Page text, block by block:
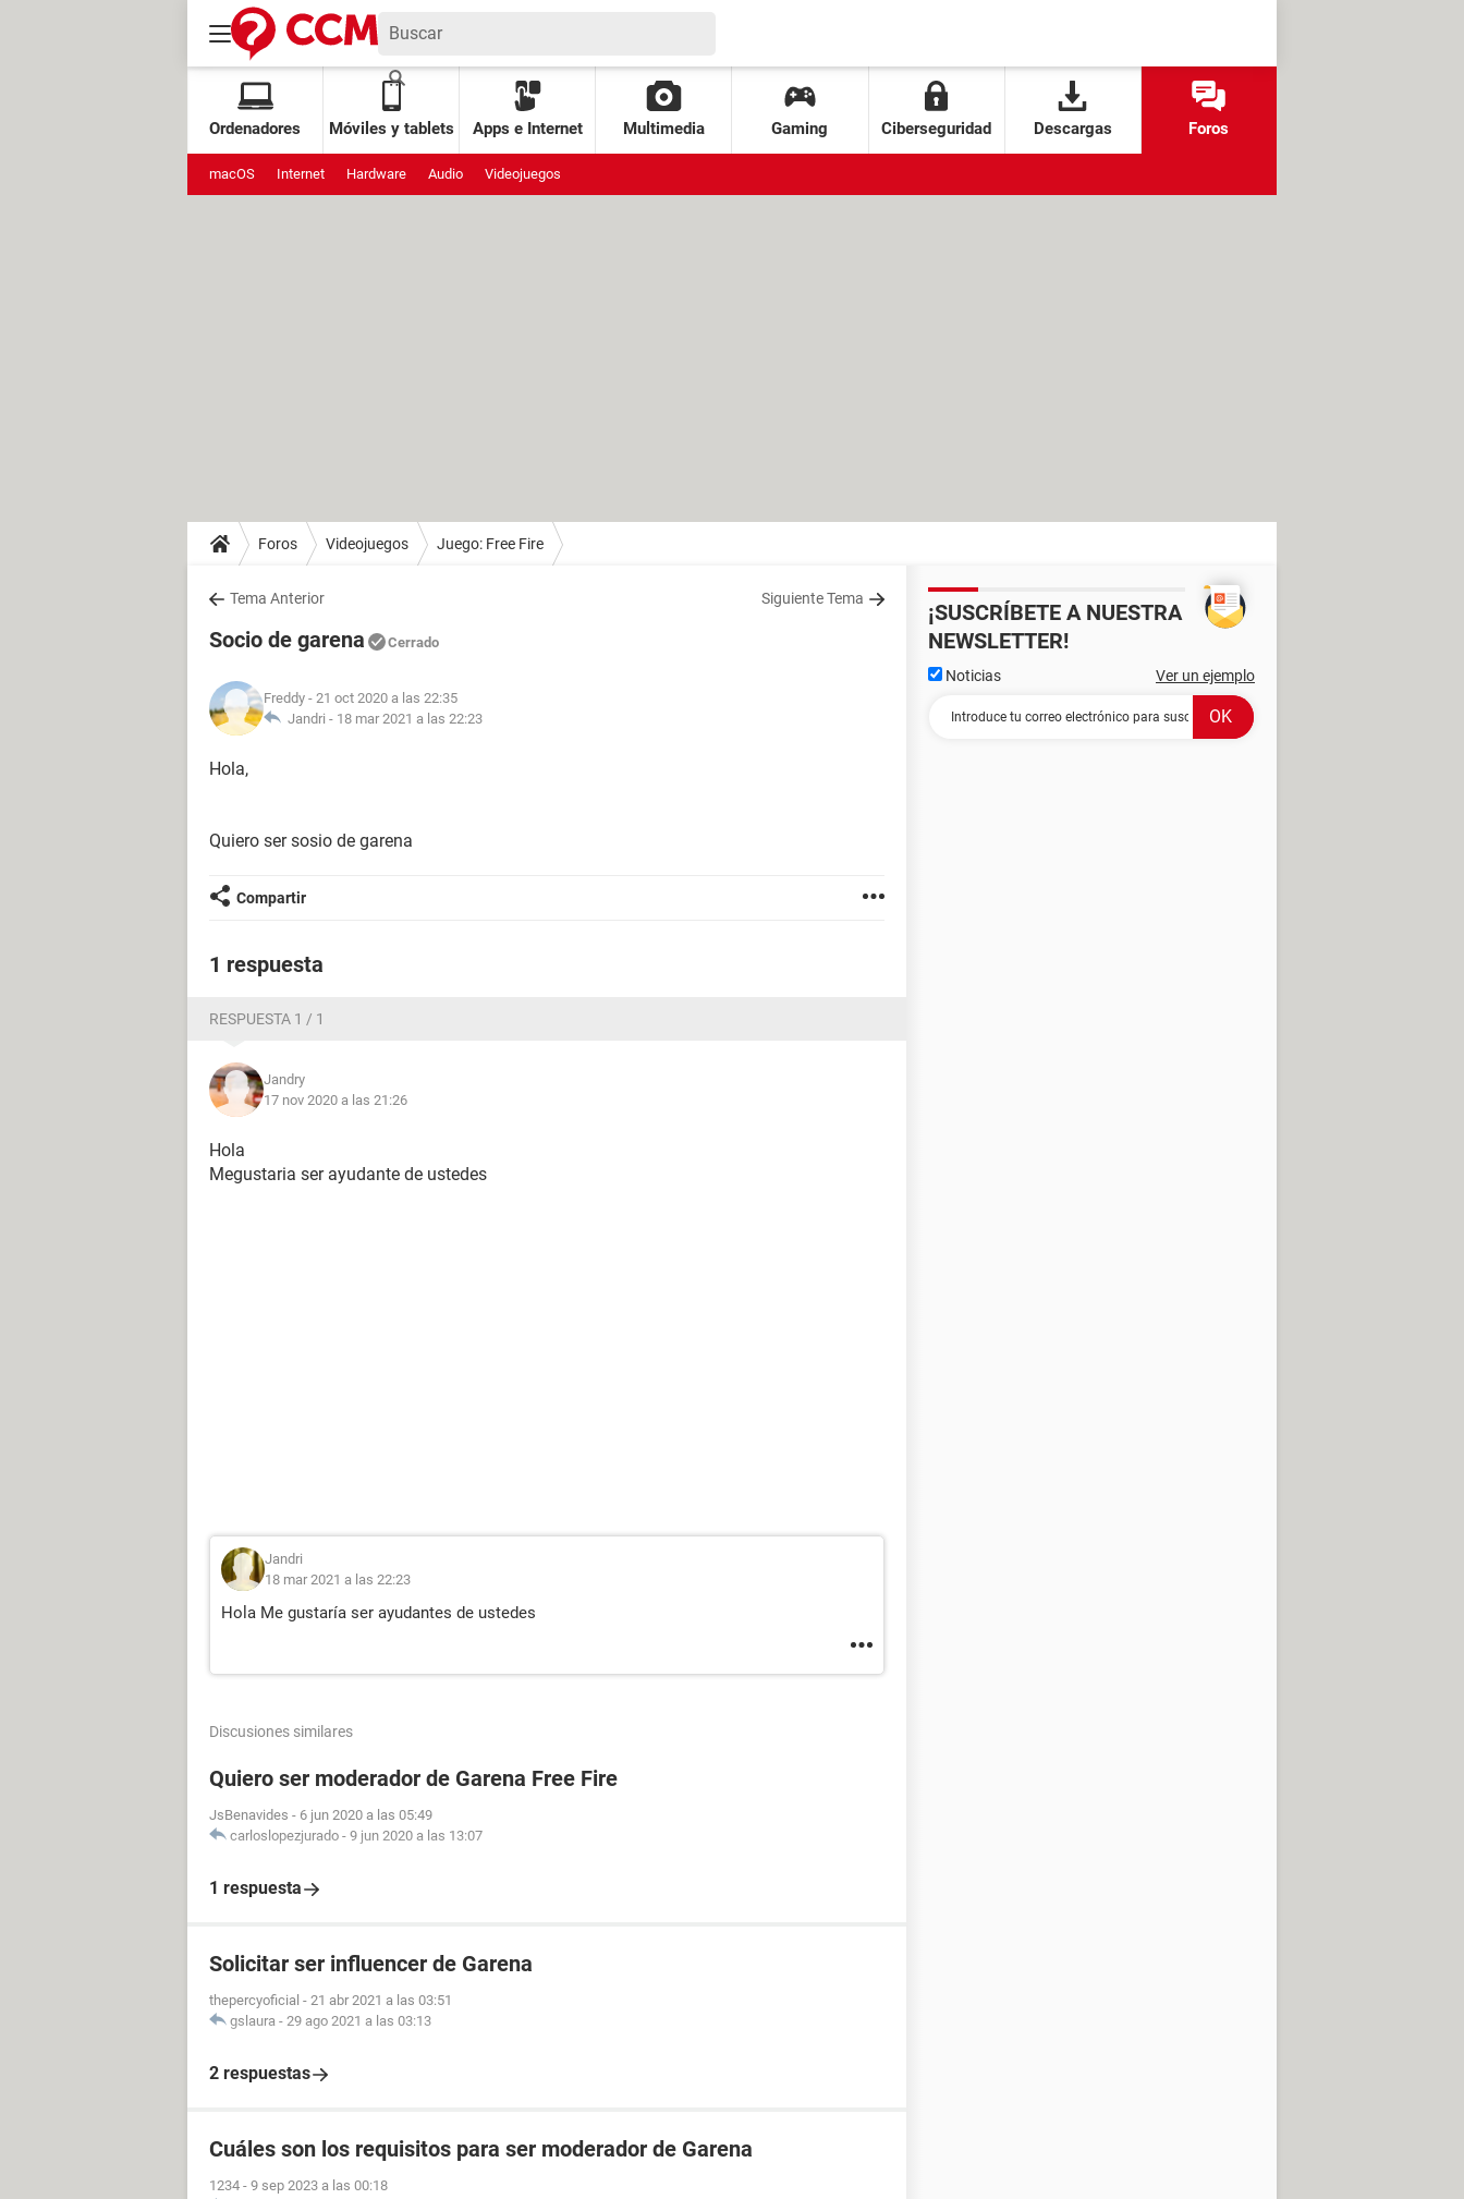
Ordenadores Móviles y tablets Apps e Internet Multimedia Gaming Ciberseguridad Descargas Foros
macOS Internet Hardware Audio Videojuegos
Foros Videojuegos Juego: Free Fire
Tema Anterior Siguiente Tema
Socio de garena Cerrado
Freddy - 21 oct 2020 a las 22:35
Jandri - 18 mar 2021 a las 22:23
Hola,
Quiero ser sosio de garena
Compartir
1 respuesta
RESPUESTA 1 / 1
Jandry
17 nov 2020 a las 21:26
Hola
Megustaria ser ayudante de ustedes
Jandri
18 mar 2021 a las 22:23
Hola Me gustaría ser ayudantes de ustedes
Discusiones similares
Quiero ser moderador de Garena Free Fire
JsBenavides - 6 jun 2020 a las 05:49
carloslopezjurado - 9 jun 2020 a las 13:07
1 respuesta
Solicitar ser influencer de Garena
thepercyoficial - 21 abr 2021 a las 03:51
gslaura - 29 ago 2021 a las 03:13
2 respuestas
Cuáles son los requisitos para ser moderador de Garena
1234 - 9 sep 2023 a las 00:18
¡SUSCRÍBETE A NUESTRA
NEWSLETTER!
Noticias Ver un ejemplo